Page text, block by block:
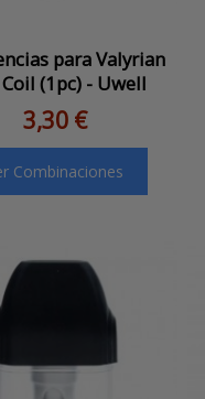
para Valyrian
(1pc) - Uwell
3,30 €
Combinaciones